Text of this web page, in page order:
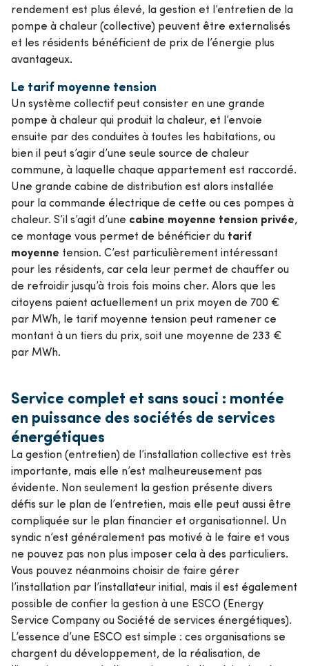
rendement est plus élevé, la gestion et l’entretien de la
pompe à chaleur (collective) peuvent être externalisés
et les résidents bénéficient de prix de l’énergie plus
avantageux.
Le tarif moyenne tension
Un système collectif peut consister en une grande
pompe à chaleur qui produit la chaleur, et l’envoie
ensuite par des conduites à toutes les habitations, ou
bien il peut s’agir d’une seule source de chaleur
commune, à laquelle chaque appartement est raccordé.
Une grande cabine de distribution est alors installée
pour la commande électrique de cette ou ces pompes à
chaleur. S’il s’agit d’une cabine moyenne tension privée,
ce montage vous permet de bénéficier du tarif
moyenne tension. C’est particulièrement intéressant
pour les résidents, car cela leur permet de chauffer ou
de refroidir jusqu’à trois fois moins cher. Alors que les
citoyens paient actuellement un prix moyen de 700 €
par MWh, le tarif moyenne tension peut ramener ce
montant à un tiers du prix, soit une moyenne de 233 €
par MWh.
Service complet et sans souci : montée
en puissance des sociétés de services
énergétiques
La gestion (entretien) de l’installation collective est très
importante, mais elle n’est malheureusement pas
évidente. Non seulement la gestion présente divers
défis sur le plan de l’entretien, mais elle peut aussi être
compliquée sur le plan financier et organisationnel. Un
syndic n’est généralement pas motivé à le faire et vous
ne pouvez pas non plus imposer cela à des particuliers.
Vous pouvez néanmoins choisir de faire gérer
l’installation par l’installateur initial, mais il est également
possible de confier la gestion à une ESCO (Energy
Service Company ou Société de services énergétiques).
L’essence d’une ESCO est simple : ces organisations se
chargent du développement, de la réalisation, de